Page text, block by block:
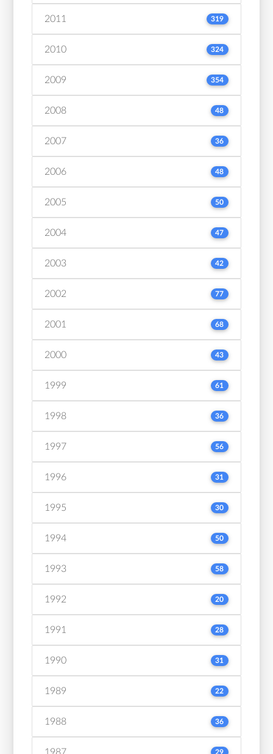
2011 319
2010 324
2009 354
2008 48
2007 36
2006 48
2005 50
2004 47
2003 42
2002 77
2001 68
2000 43
1999 61
1998 36
1997 56
1996 31
1995 30
1994 50
1993 58
1992 20
1991 28
1990 31
1989 22
1988 36
1987 29